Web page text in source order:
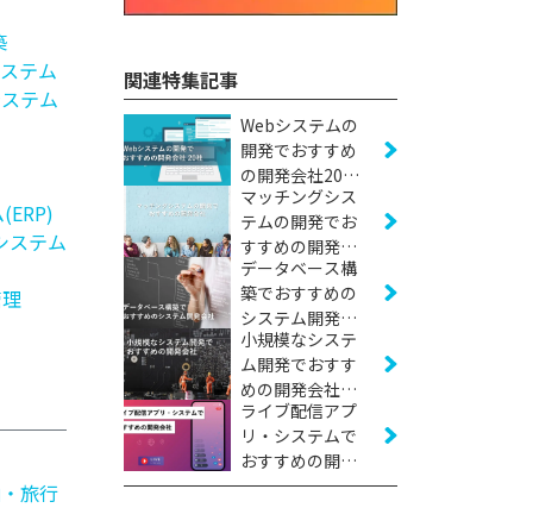
テム
テム
ステム
旅行
関連特集記事
Webシステムの
開発でおすすめ
の開発会社20社
【2026年版】
マッチングシス
テムの開発でお
すすめの開発会
社16社【2026年
版】
データベース構
築でおすすめの
システム開発会
社11社【2026年
版】
小規模なシステ
ム開発でおすす
めの開発会社16
社【2026年版】
ライブ配信アプ
リ・システムで
おすすめの開発
会社10社【2026